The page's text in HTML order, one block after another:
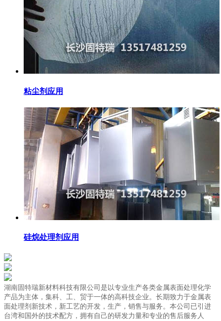
粘尘剂应用
硅烷处理剂应用
湖南固特瑞新材料科技有限公司是以专业生产各类金属表面处理化学
产品为主体，集科、工、贸于一体的高科技企业。长期致力于金属表
面处理剂新技术，新工艺的开发，生产，销售与服务。本公司已引进
台湾和国外的技术配方，拥有自己的研发力量和专业的售后服务人